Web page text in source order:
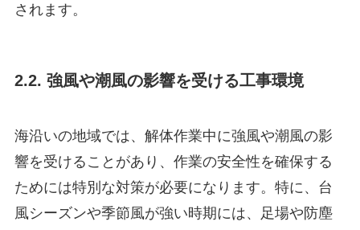
されます。
2.2. 強風や潮風の影響を受ける工事環境
海沿いの地域では、解体作業中に強風や潮風の影
響を受けることがあり、作業の安全性を確保する
ためには特別な対策が必要になります。特に、台
風シーズンや季節風が強い時期には、足場や防塵